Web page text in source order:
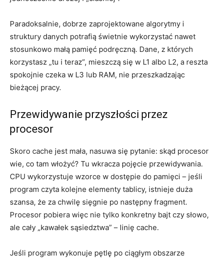
Paradoksalnie, dobrze zaprojektowane algorytmy i
struktury danych potrafią świetnie wykorzystać nawet
stosunkowo małą pamięć podręczną. Dane, z których
korzystasz „tu i teraz”, mieszczą się w L1 albo L2, a reszta
spokojnie czeka w L3 lub RAM, nie przeszkadzając
bieżącej pracy.
Przewidywanie przyszłości przez
procesor
Skoro cache jest mała, nasuwa się pytanie: skąd procesor
wie, co tam włożyć? Tu wkracza pojęcie przewidywania.
CPU wykorzystuje wzorce w dostępie do pamięci – jeśli
program czyta kolejne elementy tablicy, istnieje duża
szansa, że za chwilę sięgnie po następny fragment.
Procesor pobiera więc nie tylko konkretny bajt czy słowo,
ale cały „kawałek sąsiedztwa” – linię cache.
Jeśli program wykonuje pętlę po ciągłym obszarze